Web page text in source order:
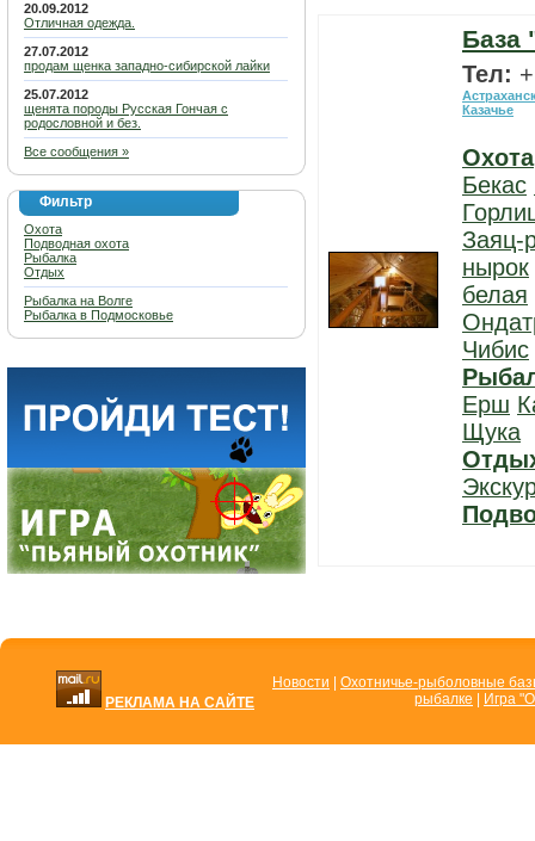
20.09.2012
Отличная одежда.
27.07.2012
продам щенка западно-сибирской лайки
25.07.2012
щенята породы Русская Гончая с
родословной и без.
Все сообщения »
Фильтр
Охота
Подводная охота
Рыбалка
Отдых
Рыбалка на Волге
Рыбалка в Подмосковье
База
Тел:
Казачье
Охота
Бекас
Заяц-
нырок
белая
Чибис
Ерш
Щука
РЕКЛАМА НА САЙТЕ
Новости
Охотничье-рыболовные
рыбалке
Игра